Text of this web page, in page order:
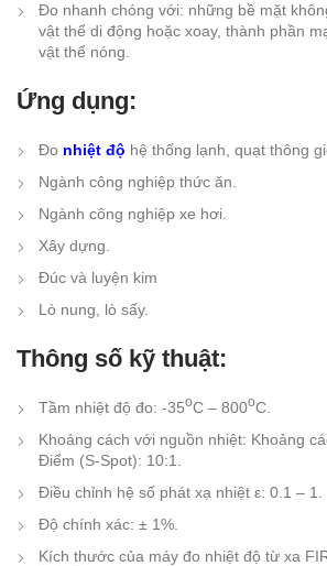
Đo nhanh chóng với: những bề mặt
vật thể di động hoặc xoay, thành phần
vật thể nóng.
Ứng dụng:
Đo nhiệt độ hệ thống lạnh, quạt thông
Ngành công nghiệp thức ăn.
Ngành công nghiệp xe hơi.
Xây dựng.
Đúc và luyện kim
Lò nung, lò sấy.
Thông số kỹ thuật:
Tầm nhiệt độ đo: -35oC – 800oC.
Khoảng cách với nguồn nhiệt: Khoảng
Điểm (S-Spot): 10:1.
Điều chỉnh hệ số phát xạ nhiệt ε: 0.1 – 1.
Độ chính xác: ± 1%.
Kích thước của máy đo nhiệt độ từ xa